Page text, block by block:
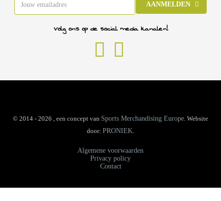
AANMELDEN
Volg ons op de social media kanalen!
© 2014 - 2026 , een concept van Sports Merchandising Europe. Website
door: PRONIEK.
Algemene voorwaarden
Privacy policy
Contact